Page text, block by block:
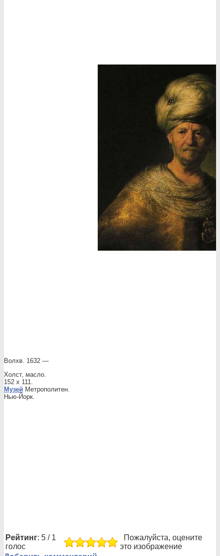
Волхв. 1632 —
Холст, масло.
152 x 111.
Музей Метрополитен.
Нью-Йорк.
Рейтинг: 5 / 1
голос
Пожалуйста, оцените
это изображение